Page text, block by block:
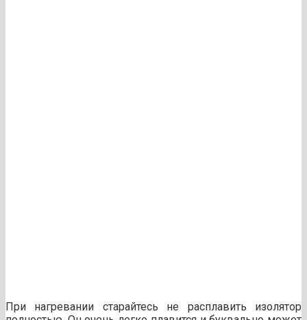
При нагревании старайтесь не расплавить изолятор